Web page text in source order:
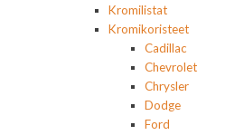
Kromilistat
Kromikoristeet
Cadillac
Chevrolet
Chrysler
Dodge
Ford